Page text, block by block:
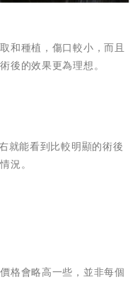
和種植，傷口較小，而且
後的效果更為理想。
就能看到比較明顯的術後
況。
格會略高一些，並非每個